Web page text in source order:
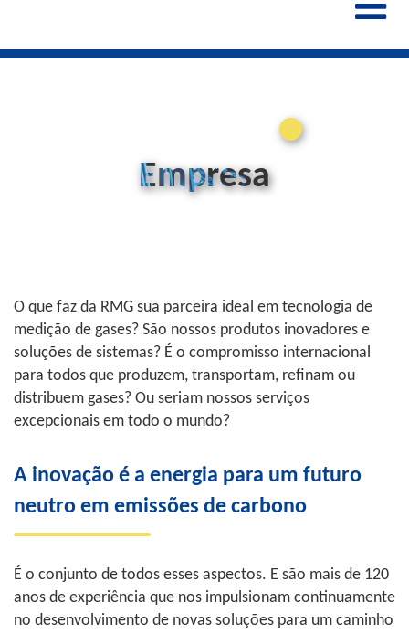
ITALIANO
Empresa
O que faz da RMG sua parceira ideal em tecnologia de
medição de gases? São nossos produtos inovadores e
soluções de sistemas? É o compromisso internacional
para todos que produzem, transportam, refinam ou
distribuem gases? Ou seriam nossos serviços
excepcionais em todo o mundo?
A inovação é a energia para um futuro
neutro em emissões de carbono
É o conjunto de todos esses aspectos. E são mais de 120
anos de experiência que nos impulsionam continuamente
no desenvolvimento de novas soluções para um caminho